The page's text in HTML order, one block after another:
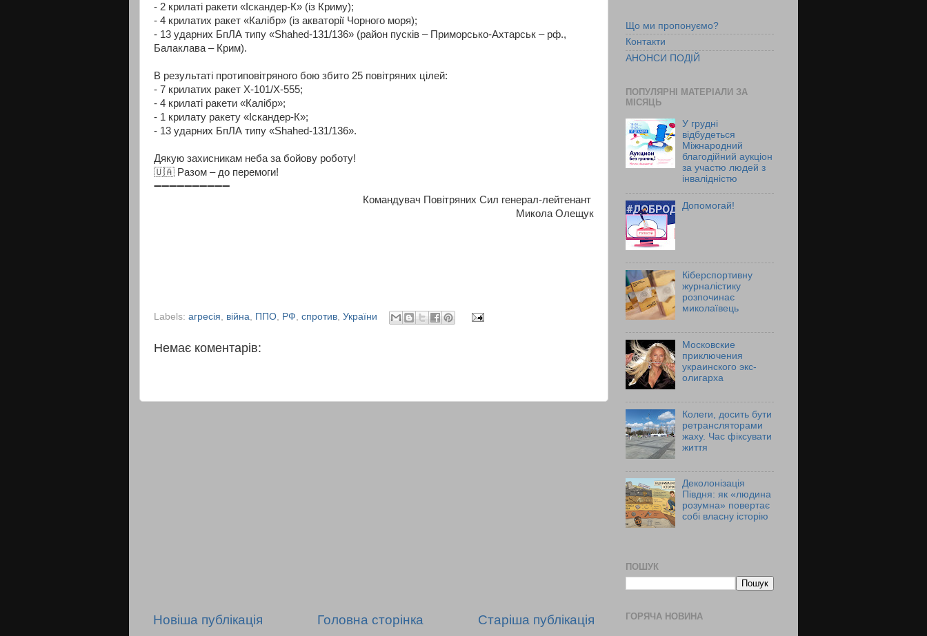
- 2 крилаті ракети «Іскандер-К» (із Криму);
- 4 крилатих ракет «Калібр» (із акваторії Чорного моря);
- 13 ударних БпЛА типу «Shahed-131/136» (район пусків – Приморсько-Ахтарськ – рф.,
Балаклава – Крим).
В результаті протиповітряного бою збито 25 повітряних цілей:
- 7 крилатих ракет Х-101/Х-555;
- 4 крилаті ракети «Калібр»;
- 1 крилату ракету «Іскандер-К»;
- 13 ударних БпЛА типу «Shahed-131/136».
Дякую захисникам неба за бойову роботу!
🇺🇦 Разом – до перемоги!
➖➖➖➖➖➖➖➖➖➖
Командувач Повітряних Сил генерал-лейтенант
Микола Олещук
Labels: агресія війна ППО РФ спротив України
Немає коментарів:
Новіша публікація Старіша публікація
Головна сторінка
Що ми пропонуємо?
Контакти
АНОНСИ ПОДІЙ
ПОПУЛЯРНІ МАТЕРІАЛИ ЗА
МІСЯЦЬ
У грудні
відбудеться
Міжнародний
благодійний аукціон
за участю людей з
інвалідністю
Допомогай!
Кіберспортивну
журналістику
розпочинає
миколаївець
Московские
приключения
украинского экс-
олигарха
Колеги, досить бути
ретрансляторами
жаху. Час фіксувати
життя
Деколонізація
Півдня: як «людина
розумна» повертає
собі власну історію
ПОШУК
ГОРЯЧА НОВИНА